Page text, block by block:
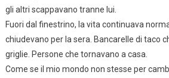
gli altri scappavano tranne lui.
Fuori dal finestrino, la vita continuava
chiudevano per la sera. Bancarelle di taco
griglie. Persone che tornavano a casa.
Come se il mio mondo non stesse per